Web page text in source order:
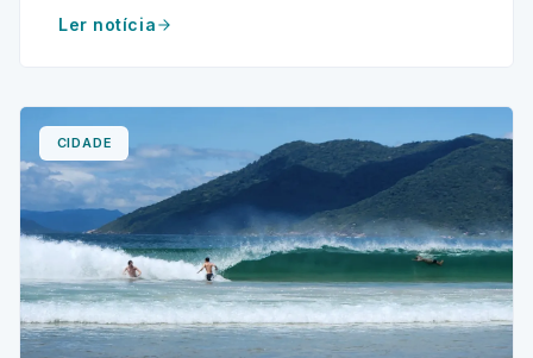
Ler notícia
CIDADE